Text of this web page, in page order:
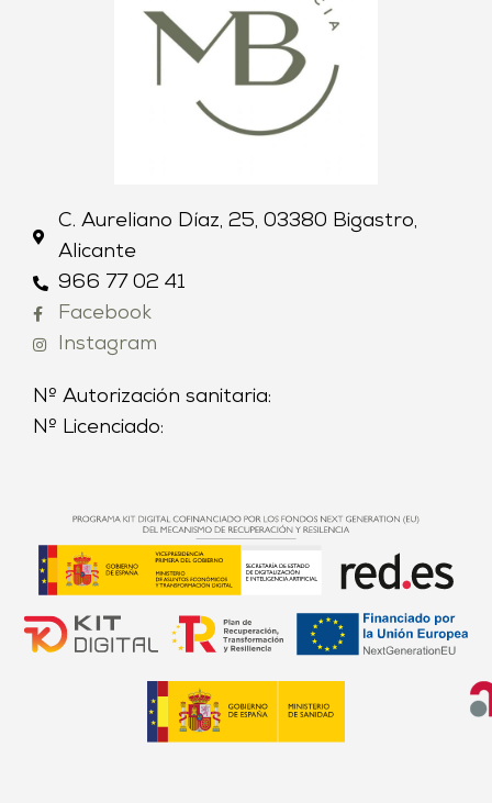
C. Aureliano Díaz, 25, 03380 Bigastro,
Alicante
966 77 02 41
Facebook
Instagram
Nº Autorización sanitaria:
Nº Licenciado: